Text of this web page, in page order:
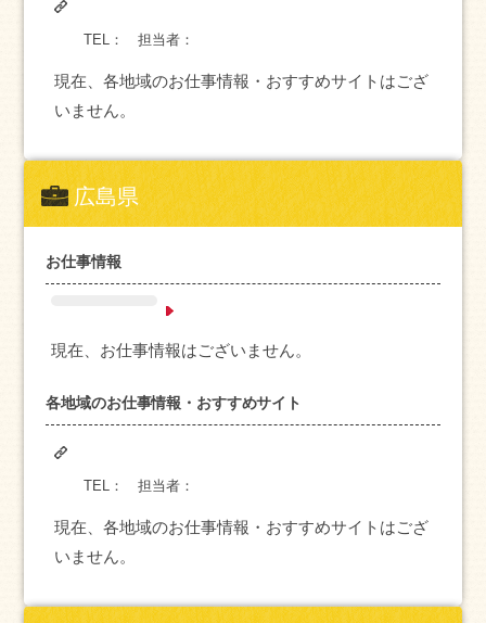
TEL： 担当者：
現在、各地域のお仕事情報・おすすめサイトはござ
いません。
広島県
お仕事情報
現在、お仕事情報はございません。
各地域のお仕事情報・おすすめサイト
TEL： 担当者：
現在、各地域のお仕事情報・おすすめサイトはござ
いません。